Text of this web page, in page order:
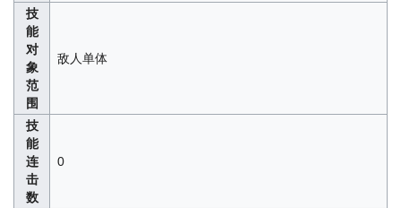
技
能
对
象
范
围
敌人单体
技
能
连
击
数
0